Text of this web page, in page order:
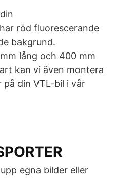
röd fluorescerande
bakgrund.
lång och 400 mm
kan vi även montera
din VTL-bil i vår
egna bilder eller